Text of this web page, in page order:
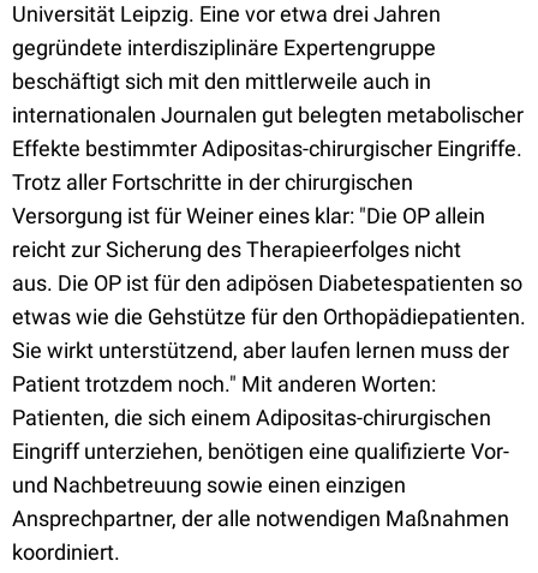
Universität Leipzig. Eine vor etwa drei Jahren
gegründete interdisziplinäre Expertengruppe
beschäftigt sich mit den mittlerweile auch in
internationalen Journalen gut belegten metabolischer
Effekte bestimmter Adipositas-chirurgischer Eingriffe.
Trotz aller Fortschritte in der chirurgischen
Versorgung ist für Weiner eines klar: "Die OP allein
reicht zur Sicherung des Therapieerfolges nicht
aus. Die OP ist für den adipösen Diabetespatienten so
etwas wie die Gehstütze für den Orthopädiepatienten.
Sie wirkt unterstützend, aber laufen lernen muss der
Patient trotzdem noch." Mit anderen Worten:
Patienten, die sich einem Adipositas-chirurgischen
Eingriff unterziehen, benötigen eine qualifizierte Vor-
und Nachbetreuung sowie einen einzigen
Ansprechpartner, der alle notwendigen Maßnahmen
koordiniert.